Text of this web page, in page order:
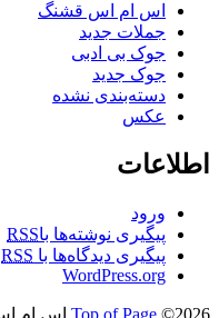
اس ام اس قشنگ
جملات جدید
جوک بی ادبی
جوک جدید
دسته‌بندی نشده
عکس
اطلاعات
ورود
پیگیری نوشته‌ها باRSS
پیگیری دیدگاه‌ها با RSS
WordPress.org
Top of Page ©2026 اس ام اس جدید